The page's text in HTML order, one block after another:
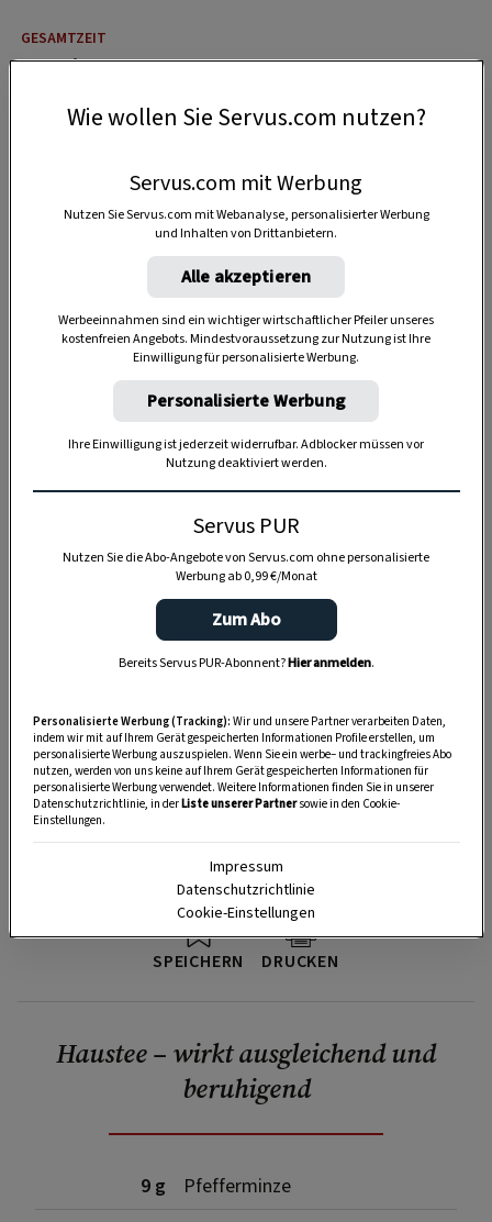
20 Minuten
Anzeige
SPEICHERN DRUCKEN
Haustee – wirkt ausgleichend und
beruhigend
9 g
Pfefferminze
Wie wollen Sie Servus.com nutzen?
Servus.com mit Werbung
Nutzen Sie Servus.com mit Webanalyse, personalisierter Werbung
und Inhalten von Drittanbietern.
Alle akzeptieren
Werbeeinnahmen sind ein wichtiger wirtschaftlicher Pfeiler unseres
kostenfreien Angebots. Mindestvoraussetzung zur Nutzung ist Ihre
Einwilligung für personalisierte Werbung.
Personalisierte Werbung
Ihre Einwilligung ist jederzeit widerrufbar. Adblocker müssen vor
Nutzung deaktiviert werden.
Servus PUR
Nutzen Sie die Abo-Angebote von Servus.com ohne personalisierte
Werbung ab 0,99 €/Monat
Zum Abo
Bereits Servus PUR-Abonnent?Hier anmelden.
Personalisierte Werbung (Tracking): Wir und unsere Partner verarbeiten Daten,
indem wir mit auf Ihrem Gerät gespeicherten Informationen Profile erstellen, um
personalisierte Werbung auszuspielen. Wenn Sie ein werbe– und trackingfreies Abo
nutzen, werden von uns keine auf Ihrem Gerät gespeicherten Informationen für
personalisierte Werbung verwendet. Weitere Informationen finden Sie in unserer
Datenschutzrichtlinie, in derListe unserer Partnersowie in den Cookie-
Einstellungen.
Impressum
Datenschutzrichtlinie
Cookie-Einstellungen